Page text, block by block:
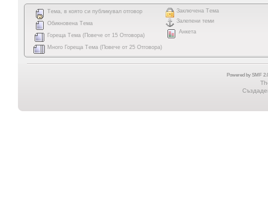
Тема, в която си публикувал отговор
Обикновена Тема
Гореща Тема (Повече от 15 Отговора)
Много Гореща Тема (Повече от 25 Отговора)
Заключена Тема
Залепени теми
Анкета
Powered by SMF